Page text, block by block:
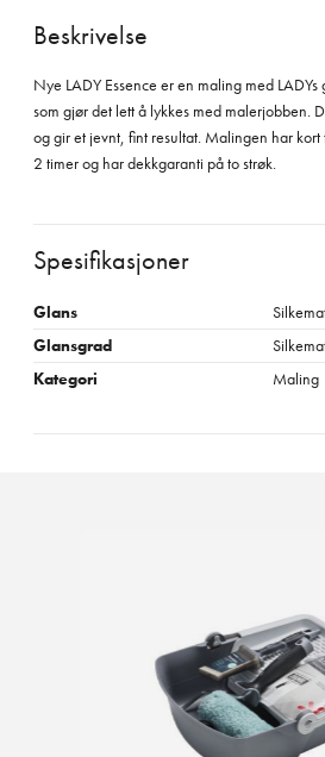
Beskrivelse
Nye LADY Essence er en maling med
som gjør det lett å lykkes med malerjobben.
og gir et jevnt, fint resultat. Malingen har
2 timer og har dekkgaranti på to strøk.
Spesifikasjoner
Glans
Glansgrad
Kategori
Maling